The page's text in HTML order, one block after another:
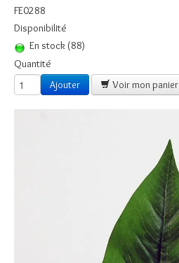
Piquet Fleurs
Piquets Fleurs en pot
Guirlandes
Plaque Fleurs Céramiques
Inters - Inscriptions
FE0288
Disponibilité
En stock (88)
Quantité
Ajouter
Voir mon panier